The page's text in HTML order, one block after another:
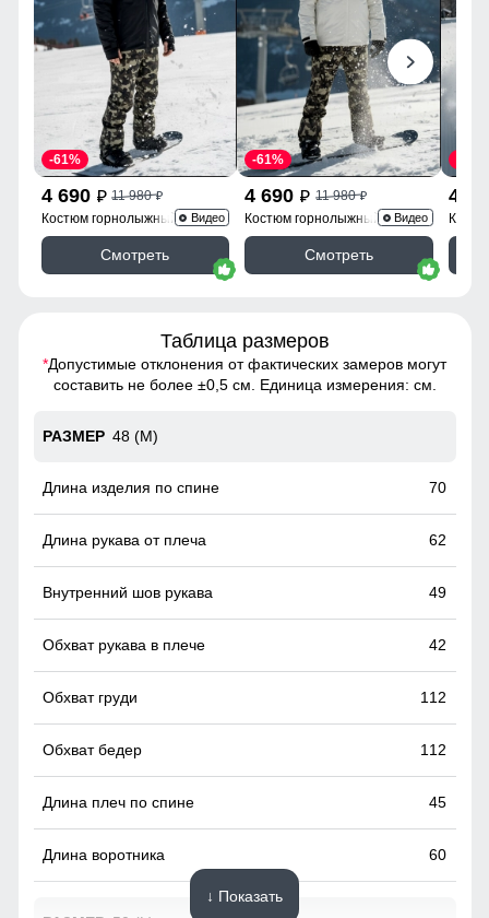
4 690 p 11 980p
-61%
Костюм горнолыжный
02412Ch
Видео
Смотреть
4 690 p 11 980p
-61%
Костюм горнолыжный
02412Bl
Видео
Смотреть
4
Таблица размеров
*Допустимые отклонения от фактических замеров могут
составить не более ±0,5 см. Единица измерения: см.
48 (M)
70
62
49
42
112
112
45
60
↓ Показать